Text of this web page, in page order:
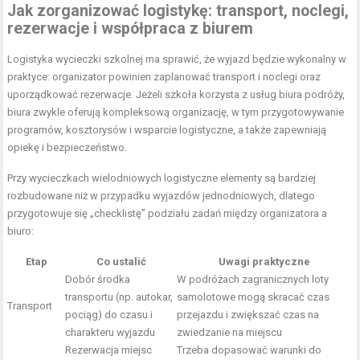
Jak zorganizować logistykę: transport, noclegi,
rezerwacje i współpraca z biurem
Logistyka wycieczki szkolnej ma sprawić, że wyjazd będzie wykonalny w
praktyce: organizator powinien zaplanować transport i noclegi oraz
uporządkować rezerwacje. Jeżeli szkoła korzysta z usług biura podróży,
biura zwykle oferują kompleksową organizację, w tym przygotowywanie
programów, kosztorysów i wsparcie logistyczne, a także zapewniają
opiekę i bezpieczeństwo.
Przy wycieczkach wielodniowych logistyczne elementy są bardziej
rozbudowane niż w przypadku wyjazdów jednodniowych, dlatego
przygotowuje się „checklistę” podziału zadań między organizatora a
biuro:
Etap Co ustalić Uwagi praktyczne
Transport
Dobór środka
transportu (np. autokar,
pociąg) do czasu i
charakteru wyjazdu
W podróżach zagranicznych loty
samolotowe mogą skracać czas
przejazdu i zwiększać czas na
zwiedzanie na miejscu
Rezerwacja miejsc
Trzeba dopasować warunki do